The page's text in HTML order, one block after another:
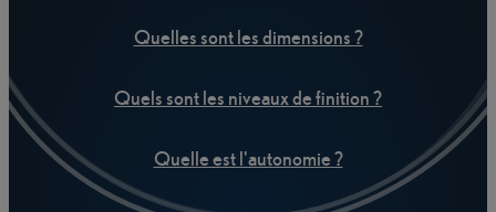
Quelles sont les dimensions ?
Quels sont les niveaux de finition ?
Quelle est l'autonomie ?